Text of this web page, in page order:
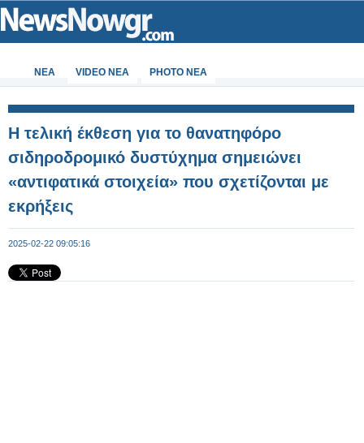
ΝΕΑ VIDEO NEA PHOTO NEA
Η τελική έκθεση για το θανατηφόρο
σιδηροδρομικό δυστύχημα σημειώνει
«αντιφατικά στοιχεία» που σχετίζονται με
εκρήξεις
2025-02-22 09:05:16